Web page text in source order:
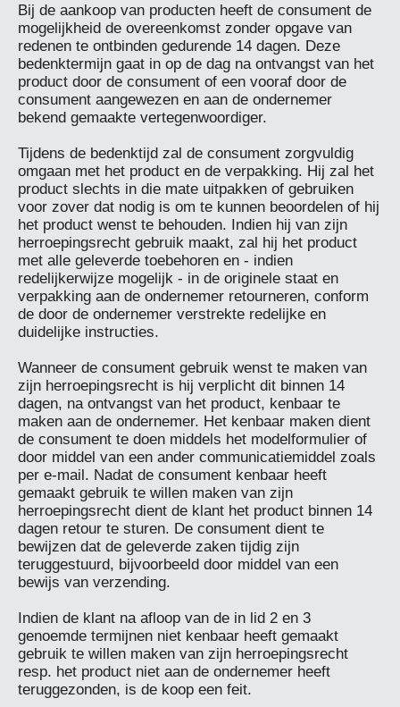
Bij de aankoop van producten heeft de consument de
mogelijkheid de overeenkomst zonder opgave van
redenen te ontbinden gedurende 14 dagen. Deze
bedenktermijn gaat in op de dag na ontvangst van het
product door de consument of een vooraf door de
consument aangewezen en aan de ondernemer
bekend gemaakte vertegenwoordiger.
Tijdens de bedenktijd zal de consument zorgvuldig
omgaan met het product en de verpakking. Hij zal het
product slechts in die mate uitpakken of gebruiken
voor zover dat nodig is om te kunnen beoordelen of hij
het product wenst te behouden. Indien hij van zijn
herroepingsrecht gebruik maakt, zal hij het product
met alle geleverde toebehoren en - indien
redelijkerwijze mogelijk - in de originele staat en
verpakking aan de ondernemer retourneren, conform
de door de ondernemer verstrekte redelijke en
duidelijke instructies.
Wanneer de consument gebruik wenst te maken van
zijn herroepingsrecht is hij verplicht dit binnen 14
dagen, na ontvangst van het product, kenbaar te
maken aan de ondernemer. Het kenbaar maken dient
de consument te doen middels het modelformulier of
door middel van een ander communicatiemiddel zoals
per e-mail. Nadat de consument kenbaar heeft
gemaakt gebruik te willen maken van zijn
herroepingsrecht dient de klant het product binnen 14
dagen retour te sturen. De consument dient te
bewijzen dat de geleverde zaken tijdig zijn
teruggestuurd, bijvoorbeeld door middel van een
bewijs van verzending.
Indien de klant na afloop van de in lid 2 en 3
genoemde termijnen niet kenbaar heeft gemaakt
gebruik te willen maken van zijn herroepingsrecht
resp. het product niet aan de ondernemer heeft
teruggezonden, is de koop een feit.